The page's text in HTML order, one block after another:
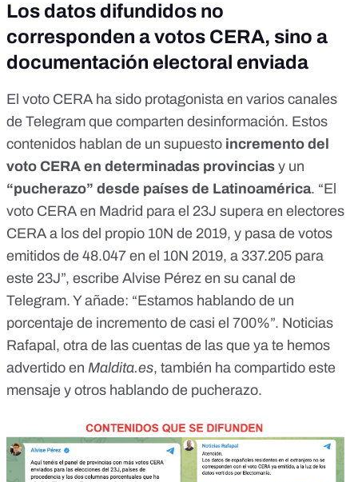
Los datos difundidos no
corresponden a votos CERA, sino a
documentación electoral enviada
El voto CERA ha sido protagonista en varios canales
de Telegram que comparten desinformación. Estos
contenidos hablan de un supuesto incremento del
voto CERA en determinadas provincias y un
“pucherazo” desde países de Latinoamérica. “El
voto CERA en Madrid para el 23J supera en electores
CERA a los del propio 10N de 2019, y pasa de votos
emitidos de 48.047 en el 10N 2019, a 337.205 para
este 23J”, escribe Alvise Pérez en su canal de
Telegram. Y añade: “Estamos hablando de un
porcentaje de incremento de casi el 700%”. Noticias
Rafapal, otra de las cuentas de las que ya te hemos
advertido en Maldita.es, también ha compartido este
mensaje y otros hablando de pucherazo.